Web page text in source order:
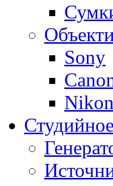
Sony
Nikon